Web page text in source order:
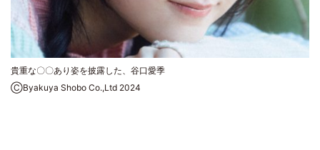
貴重な〇〇あり姿を披露した、谷口愛季
ⒸByakuya Shobo Co.,Ltd 2024